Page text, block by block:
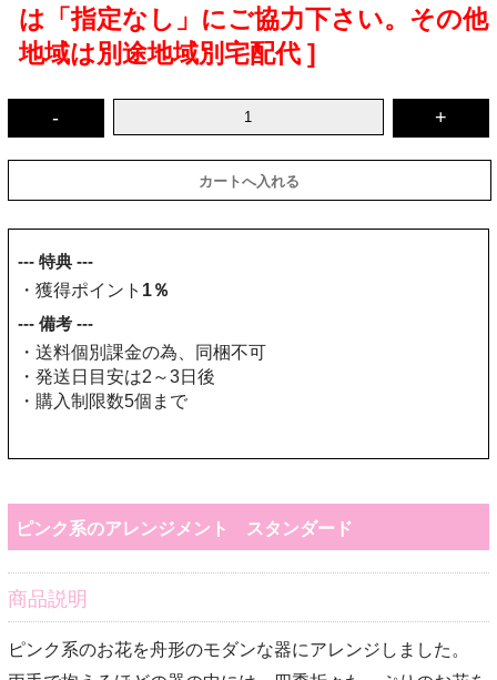
は「指定なし」にご協力下さい。その他
地域は別途地域別宅配代 ]
--- 特典 ---
・獲得ポイント 1％
--- 備考 ---
・送料個別課金の為、同梱不可
・発送日目安は2～3日後
・購入制限数5個まで
ピンク系のアレンジメント スタンダード
商品説明
ピンク系のお花を舟形のモダンな器にアレンジしました。